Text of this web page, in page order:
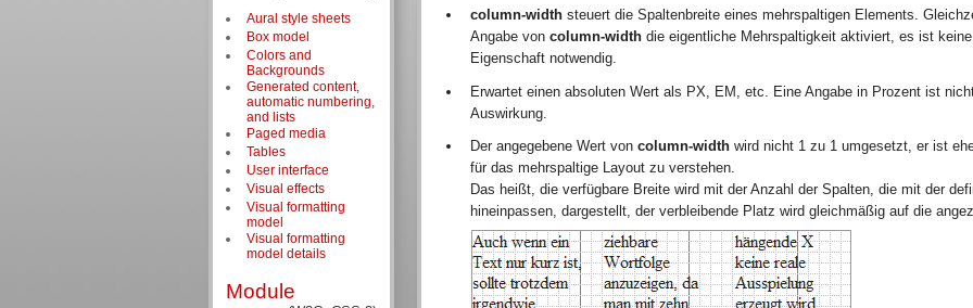
column-width steuert die Spaltenbreite eines mehrspaltigen Elements.
Angabe voncolumn-width die eigentliche Mehrspaltigkeit aktiviert, es ist
Eigenschaft notwendig.
Erwartet einen absoluten Wert als PX, EM, etc. Eine Angabe in Prozent ist
Auswirkung.
Der angegebene Wert voncolumn-width wird nicht 1 zu 1 umgesetzt, er ist
für das mehrspaltige Layout zu verstehen.
Das heißt, die verfügbare Breite wird mit der Anzahl der Spalten, die mit der
hineinpassen, dargestellt, der verbleibende Platz wird gleichmäßig auf die
Aural style sheets
Box model
Colors and
Backgrounds
Generated content,
automatic numbering,
and lists
Paged media
Tables
User interface
Visual effects
Visual formatting
model
Visual formatting
model details
Module